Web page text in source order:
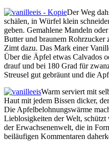
Der Weg
schälen, in Würfel klein
geben. Gemahlene Mandeln
Butter und braunem Rohrzucker
Zimt dazu. Das Mark einer
Über die Äpfel etwas Calvados
drauf und bei 180 Grad für
Streusel gut gebräunt und die
Warm serviert mit
Haut mit jedem Bissen dicker,
Die Apfelbelohnungswärme
Lieblosigkeiten der Welt,
der Erwachsenenwelt, die in
beiläufigen Kommentaren